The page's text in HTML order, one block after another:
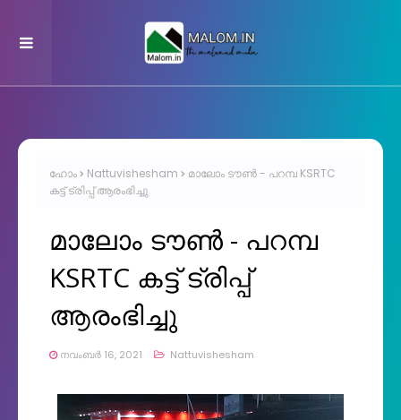
ഹോം Nattuvishesham
മാലോം ടൗൺ - പറമ്പ KSRTC
കട്ട്‌ ട്രിപ്പ്‌ ആരംഭിച്ചു
മാലോം ടൗൺ - പറമ്പ
KSRTC കട്ട്‌ ട്രിപ്പ്‌
ആരംഭിച്ചു
നവംബർ 16, 2021 Nattuvishesham